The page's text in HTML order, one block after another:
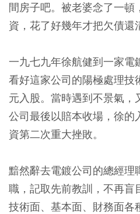
間房子吧。被老婆念了一頓
資，花了好幾年才把欠債還
一九七九年徐航健到一家電
看好這家公司的陽極處理技
元入股。當時遇到不景氣，
公司最後以賠本收場，徐的
資第二次重大挫敗。
黯然辭去電鍍公司的總經理
職，記取先前教訓，不再盲
技術面、基本面、財務面各